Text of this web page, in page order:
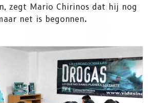
zegt Mario Chirinos dat hij nog
net is begonnen.